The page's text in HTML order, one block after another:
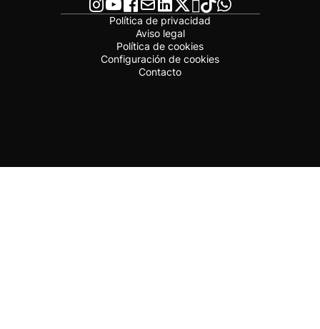
Política de privacidad
Aviso legal
Política de cookies
Configuración de cookies
Contacto